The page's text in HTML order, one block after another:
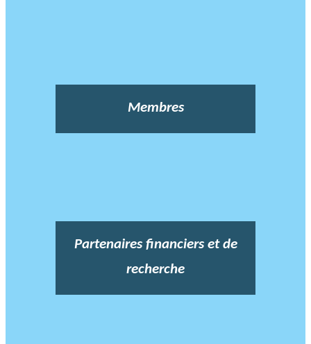
Membres
Partenaires financiers et de
recherche